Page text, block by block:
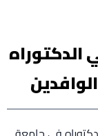
الدكتوراه